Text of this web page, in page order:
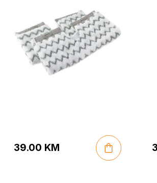
39.00 KM